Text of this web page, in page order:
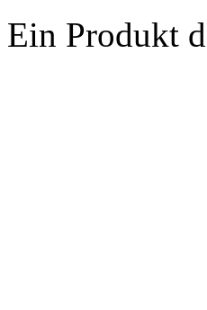
Ein Produkt